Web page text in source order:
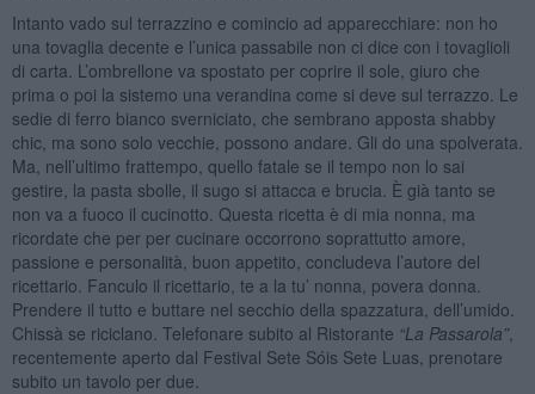
Intanto vado sul terrazzino e comincio ad apparecchiare: non ho
una tovaglia decente e l’unica passabile non ci dice con i tovaglioli
di carta. L’ombrellone va spostato per coprire il sole, giuro che
prima o poi la sistemo una verandina come si deve sul terrazzo. Le
sedie di ferro bianco sverniciato, che sembrano apposta shabby
chic, ma sono solo vecchie, possono andare. Gli do una spolverata.
Ma, nell’ultimo frattempo, quello fatale se il tempo non lo sai
gestire, la pasta sbolle, il sugo si attacca e brucia. È già tanto se
non va a fuoco il cucinotto. Questa ricetta è di mia nonna, ma
ricordate che per per cucinare occorrono soprattutto amore,
passione e personalità, buon appetito, concludeva l’autore del
ricettario. Fanculo il ricettario, te a la tu’ nonna, povera donna.
Prendere il tutto e buttare nel secchio della spazzatura, dell’umido.
Chissà se riciclano. Telefonare subito al Ristorante “La Passarola”,
recentemente aperto dal Festival Sete Sóis Sete Luas, prenotare
subito un tavolo per due.